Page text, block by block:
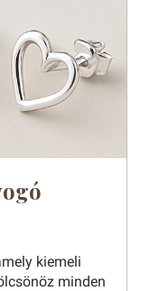
kiemeli
minden